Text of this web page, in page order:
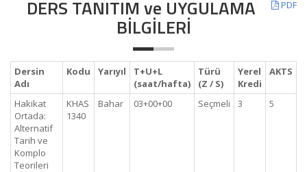
PDF
DERS TANITIM ve UYGULAMA
BİLGİLERİ
Dersin
Adı
Kodu Yarıyıl
T+U+L
(saat/hafta)
Türü
(Z / S)
Yerel
Kredi
AKTS
Hakikat
Ortada:
Alternatif
Tarih ve
Komplo
Teorileri
KHAS
1340
Bahar 03+00+00 Seçmeli 3 5